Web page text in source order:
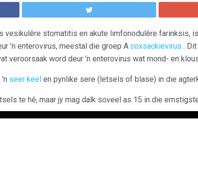
vesikulêre stomatitis en akute limfonodulêre farinksis,
'n enterovirus, meestal die groep A coxsackievirus .
veroorsaak word deur 'n enterovirus wat mond- en
seer keel en pynlike sere (letsels of blase) in die
te hê, maar jy mag dalk soveel as 15 in die